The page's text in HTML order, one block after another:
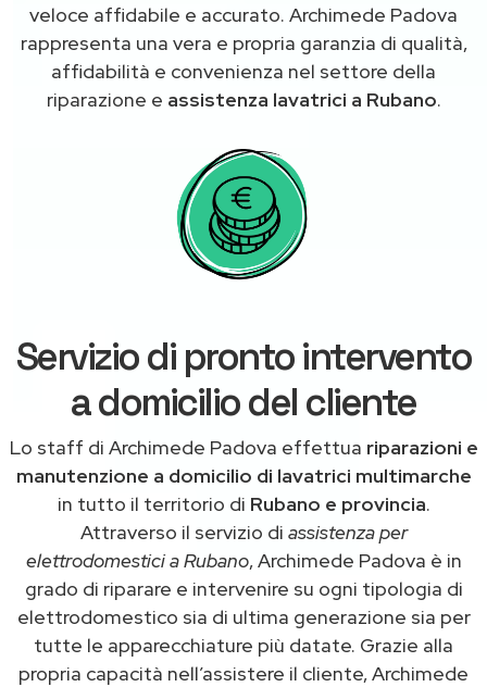
veloce affidabile e accurato. Archimede Padova
rappresenta una vera e propria garanzia di qualità,
affidabilità e convenienza nel settore della
riparazione e assistenza lavatrici a Rubano.
Servizio di pronto intervento
a domicilio del cliente
Lo staff di Archimede Padova effettua riparazioni e
manutenzione a domicilio di lavatrici multimarche
in tutto il territorio di Rubano e provincia.
Attraverso il servizio di assistenza per
elettrodomestici a Rubano, Archimede Padova è in
grado di riparare e intervenire su ogni tipologia di
elettrodomestico sia di ultima generazione sia per
tutte le apparecchiature più datate. Grazie alla
propria capacità nell’assistere il cliente, Archimede